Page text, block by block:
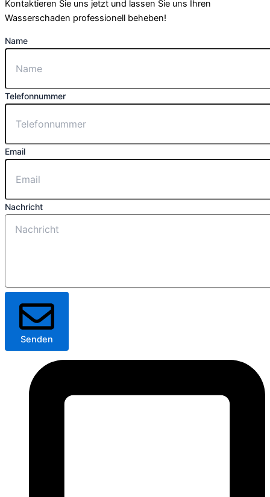
Kontaktieren Sie uns jetzt und lassen Sie uns Ihren
Wasserschaden professionell beheben!
Name
Telefonnummer
Email
Nachricht
Senden